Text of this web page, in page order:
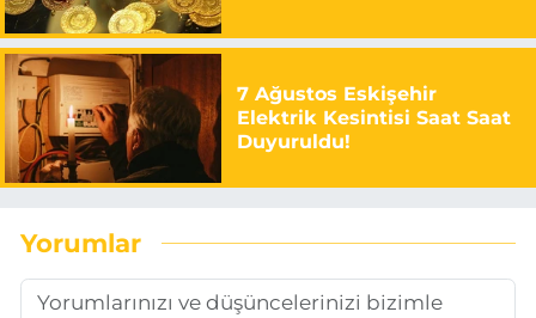
7 Ağustos Eskişehir
Elektrik Kesintisi Saat Saat
Duyuruldu!
Yorumlar